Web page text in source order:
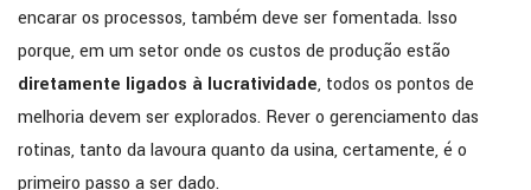
encarar os processos, também deve ser fomentada. Isso
porque, em um setor onde os custos de produção estão
diretamente ligados à lucratividade, todos os pontos de
melhoria devem ser explorados. Rever o gerenciamento das
rotinas, tanto da lavoura quanto da usina, certamente, é o
primeiro passo a ser dado.